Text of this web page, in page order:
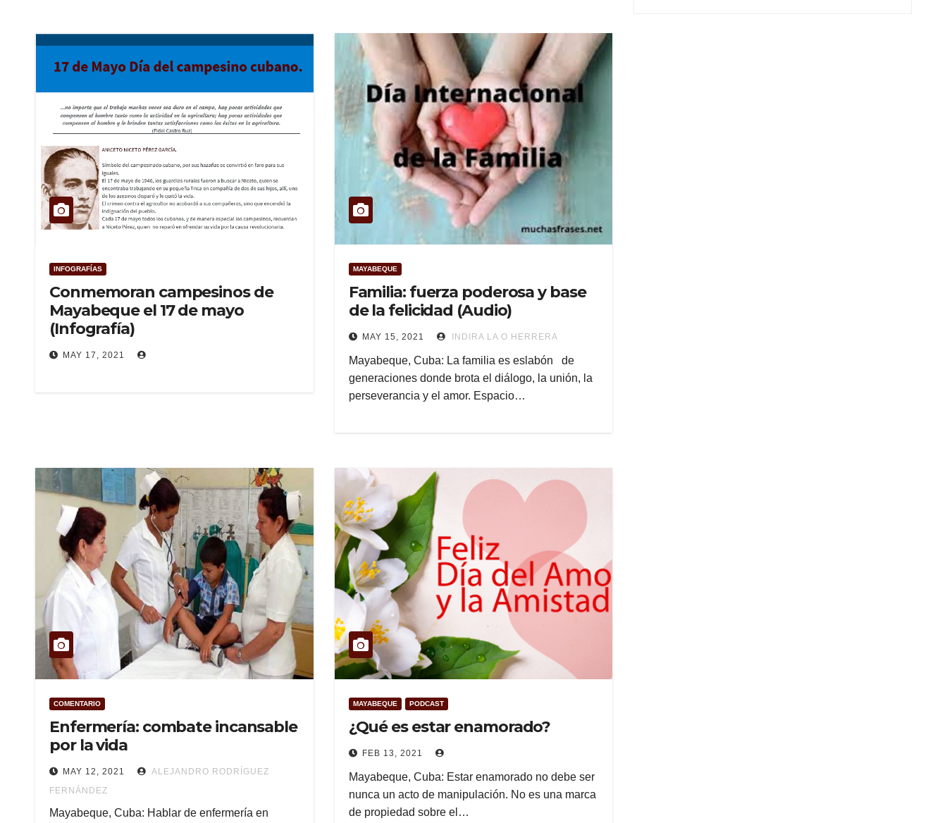
INFOGRAFÍAS
Conmemoran campesinos de
Mayabeque el 17 de mayo
(Infografía)
MAY 17, 2021
MAYABEQUE
Familia: fuerza poderosa y base
de la felicidad (Audio)
MAY 15, 2021 INDIRA LA O HERRERA
Mayabeque, Cuba: La familia es eslabón de
generaciones donde brota el diálogo, la unión, la
perseverancia y el amor. Espacio…
COMENTARIO
Enfermería: combate incansable
por la vida
MAY 12, 2021
ALEJANDRO RODRÍGUEZ
FERNÁNDEZ
Mayabeque, Cuba: Hablar de enfermería en
MAYABEQUE PODCAST
¿Qué es estar enamorado?
FEB 13, 2021
Mayabeque, Cuba: Estar enamorado no debe ser
nunca un acto de manipulación. No es una marca
de propiedad sobre el…